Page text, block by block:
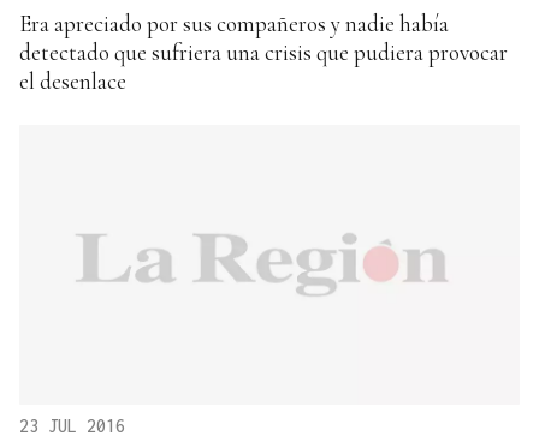
Era apreciado por sus compañeros y nadie había
detectado que sufriera una crisis que pudiera provocar
el desenlace
23 JUL 2016